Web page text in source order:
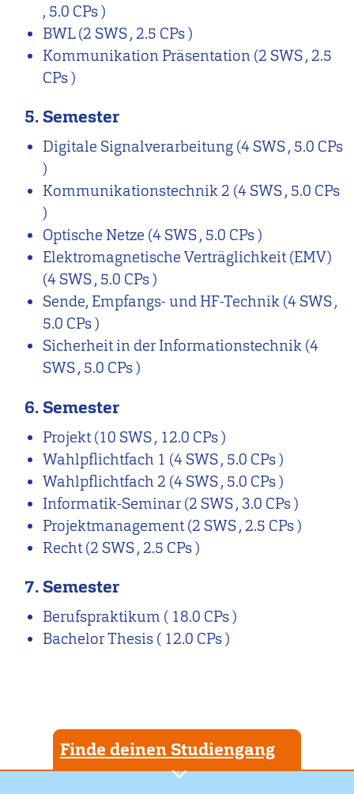
, 5.0 CPs )
BWL(2 SWS , 2.5 CPs )
Kommunikation Präsentation (2 SWS , 2.5
CPs )
5. Semester
Digitale Signalverarbeitung (4 SWS , 5.0 CPs
)
Kommunikationstechnik 2 (4 SWS , 5.0 CPs
)
Optische Netze (4 SWS , 5.0 CPs )
Elektromagnetische Verträglichkeit (EMV)
(4 SWS , 5.0 CPs )
Sende, Empfangs- und HF-Technik (4 SWS ,
5.0 CPs )
Sicherheit in der Informationstechnik (4
SWS , 5.0 CPs )
6. Semester
Projekt(10 SWS , 12.0 CPs )
Wahlpflichtfach 1 (4 SWS , 5.0 CPs )
Wahlpflichtfach 2 (4 SWS , 5.0 CPs )
Informatik-Seminar(2 SWS , 3.0 CPs )
Projektmanagement(2 SWS , 2.5 CPs )
Recht(2 SWS , 2.5 CPs )
7. Semester
Berufspraktikum ( 18.0 CPs )
Bachelor Thesis ( 12.0 CPs )
Finde deinen Studiengang